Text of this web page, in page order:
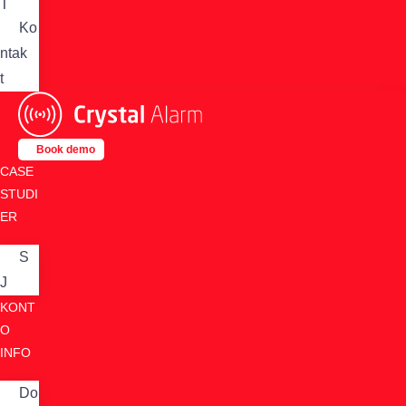
T
Ko
ntak
t
Book demo
CASE
STUDI
ER
S
J
KONT
O
INFO
Do